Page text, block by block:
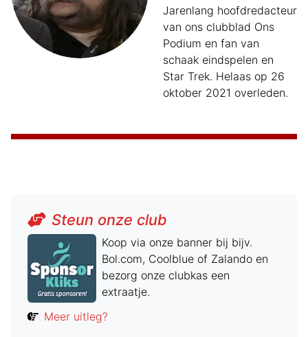
Jarenlang hoofdredacteur
van ons clubblad Ons
Podium en fan van
schaak eindspelen en
Star Trek. Helaas op 26
oktober 2021 overleden.
Steun onze club
Koop via onze banner bij bijv.
Bol.com, Coolblue of Zalando en
bezorg onze clubkas een
extraatje.
Meer uitleg?